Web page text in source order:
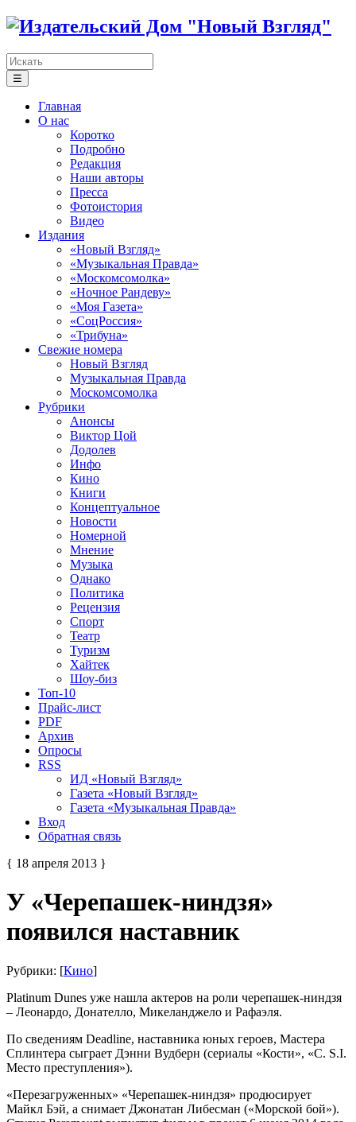
☰
Главная
О нас
Коротко
Подробно
Редакция
Наши авторы
Пресса
Фотоистория
Видео
Издания
«Новый Взгляд»
«Музыкальная Правда»
«Москомсомолка»
«Ночное Рандеву»
«Моя Газета»
«СоцРоссия»
«Трибуна»
Свежие номера
Новый Взгляд
Музыкальная Правда
Москомсомолка
Рубрики
Анонсы
Виктор Цой
Додолев
Инфо
Кино
Книги
Концептуальное
Новости
Номерной
Мнение
Музыка
Однако
Политика
Рецензия
Спорт
Театр
Туризм
Хайтек
Шоу-биз
Топ-10
Прайс-лист
PDF
Архив
Опросы
RSS
ИД «Новый Взгляд»
Газета «Новый Взгляд»
Газета «Музыкальная Правда»
Вход
Обратная связь
{ 18 апреля 2013 }
У «Черепашек-ниндзя»
появился наставник
Рубрики: [Кино]
Platinum Dunes уже нашла актеров на роли черепашек-ниндзя
– Леонардо, Донателло, Микеланджело и Рафаэля.
По сведениям Deadline, наставника юных героев, Мастера
Сплинтера сыграет Дэнни Вудберн (сериалы «Кости», «C. S.I.
Место преступления»).
«Перезагруженных» «Черепашек-ниндзя» продюсирует
Майкл Бэй, а снимает Джонатан Либесман («Морской бой»).